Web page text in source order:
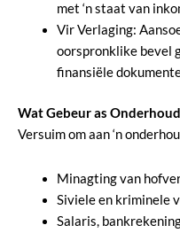
met ‘n staat van
Vir Verlaging:
oorspronklike bevel
finansiële
Wat Gebeur as
Versuim om aan ‘n
Minagting van
Siviele en kriminele
Salaris,